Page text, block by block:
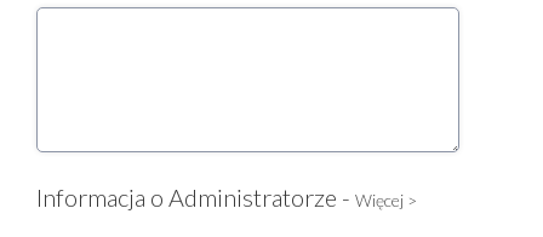
Informacja o Administratorze - Więcej >